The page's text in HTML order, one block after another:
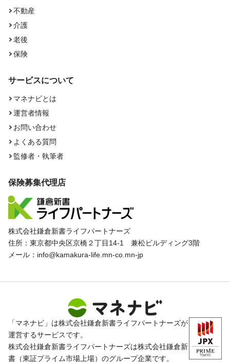
不動産
介護
老後
保険
サービスについて
マネナビとは
運営者情報
お問い合わせ
よくある質問
監修者・執筆者
保険募集代理店
株式会社鎌倉新書ライフパートナーズ
住所：東京都中央区京橋２丁目14-1 兼松ビルディング3階
メール：info@kamakura-life.mn-co.mn-jp
「マネナビ」は株式会社鎌倉新書ライフパートナーズが
運営するサービスです。
株式会社鎌倉新書ライフパートナーズは株式会社鎌倉新
書（東証プライム市場上場）のグループ企業です。